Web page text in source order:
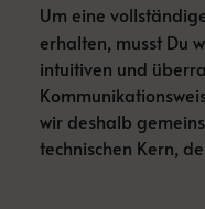
Um eine
erhalten, musst Du
intuitiven und
wir deshalb
technischen Kern,